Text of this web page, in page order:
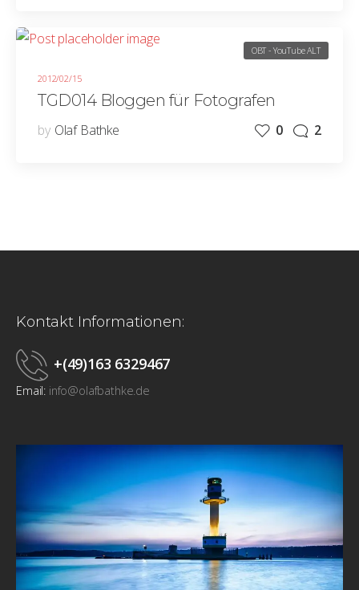
2012/02/15
OBT - YouTube ALT
TGD014 Bloggen für Fotografen
by Olaf Bathke 0 2
Kontakt Informationen:
+(49)163 6329467
Email: info@olafbathke.de